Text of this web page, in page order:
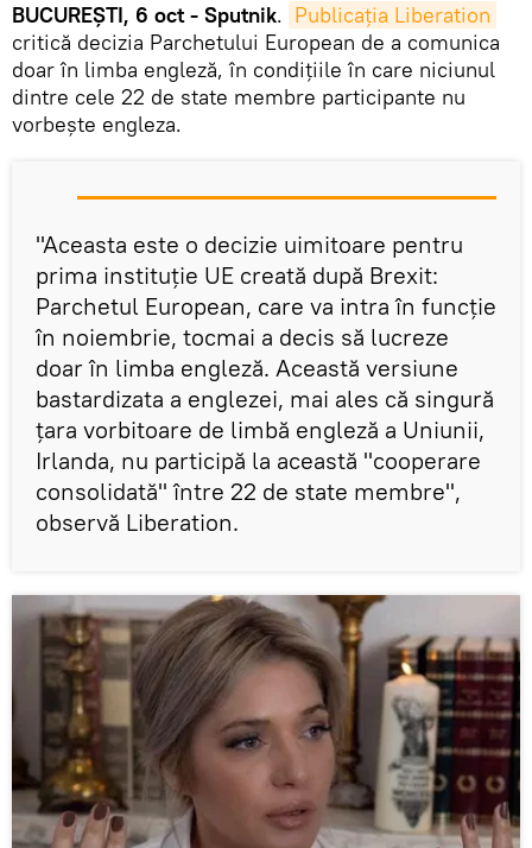
BUCUREȘTI, 6 oct - Sputnik. Publicația Liberation
critică decizia Parchetului European de a comunica
doar în limba engleză, în condițiile în care niciunul
dintre cele 22 de state membre participante nu
vorbeşte engleza.
"Aceasta este o decizie uimitoare pentru
prima instituție UE creată după Brexit:
Parchetul European, care va intra în funcție
în noiembrie, tocmai a decis să lucreze
doar în limba engleză. Această versiune
bastardizata a englezei, mai ales că singură
țara vorbitoare de limbă engleză a Uniunii,
Irlanda, nu participă la această "cooperare
consolidată" între 22 de state membre",
observă Liberation.